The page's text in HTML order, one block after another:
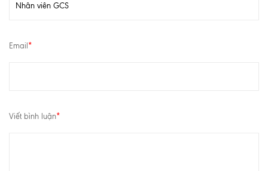
Email*
Viết bình luận*